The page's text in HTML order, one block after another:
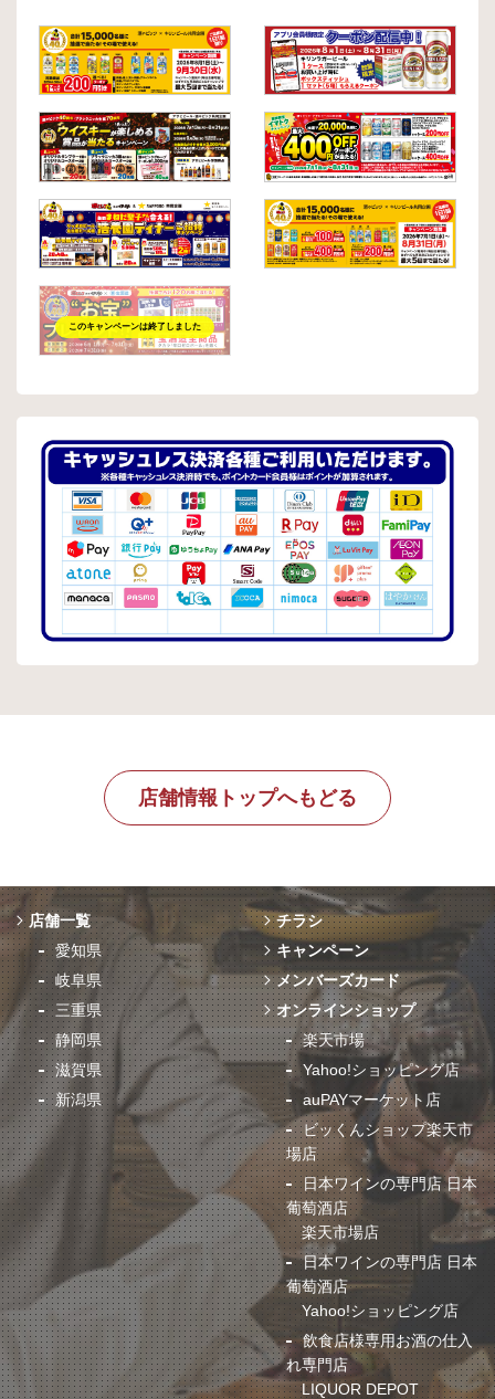
店舗情報トップへもどる
店舗一覧
愛知県
岐阜県
三重県
静岡県
滋賀県
新潟県
チラシ
キャンペーン
メンバーズカード
オンラインショップ
楽天市場
Yahoo!ショッピング店
auPAYマーケット店
ビッくんショップ楽天市
場店
日本ワインの専門店 日本
葡萄酒店
楽天市場店
日本ワインの専門店 日本
葡萄酒店
Yahoo!ショッピング店
飲食店様専用お酒の仕入
れ専門店
LIQUOR DEPOT